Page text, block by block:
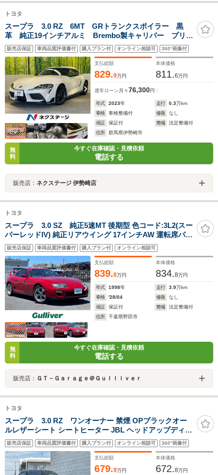
トヨタ
スープラ 3.0 RZ 6MT GRトランクスポイラー 黒
革 純正19インチアルミ Brembo製キャリパー プリク
ラッシュ レーンディパーチャーアラート BSM
ETC クルーズコントロール クリアランスソナー 禁
煙車
販売店保証 車両品質評価書付 購入プラン付 オンライン相談可 360°画像付
支払総額
829.9万円
本体価格
811.6万円
通常ローン 月々76,300円
年式 2023年 走行 0.3万km
車検
車検整備付 修復
なし
保証
保証付 整備
法定整備付
住所
群馬県伊勢崎市
無
料
今すぐ在庫確認・見積依頼
電話する
販売店： ネクステージ 伊勢崎店
トヨタ
スープラ 3.0 SZ 純正5速MT 後期型 色コード:3L2(スー
パーレッドIV) 純正リアウイング 17インチAW 運転席パワ
ーシート Wエアバック ABS
販売店保証 車両品質評価書付 購入プラン付 オンライン相談可
支払総額
839.8万円
本体価格
834.8万円
年式 1998年 走行 3.9万km
車検
'28/04 修復
なし
保証
保証付 整備
法定整備付
住所
千葉県野田市
無
料
今すぐ在庫確認・見積依頼
電話する
販売店： ＧＴ－Ｇａｒａｇｅ＠Ｇｕｌｌｉｖｅｒ
トヨタ
スープラ 3.0 RZ ワンオーナー 禁煙 OPブラックオー
ルレザーシート シートヒーター JBL ヘッドアップディス
プレイ 衝突軽減 追従クルコン レーンキープ ナビTV パド
ルシフト 19インチアルミ FRドラレコ ETC バックカメラ
LEDライト
販売店保証 車両品質評価書付 購入プラン付 オンライン相談可 360°画像付
支払総額
679.9万円
本体価格
672.8万円